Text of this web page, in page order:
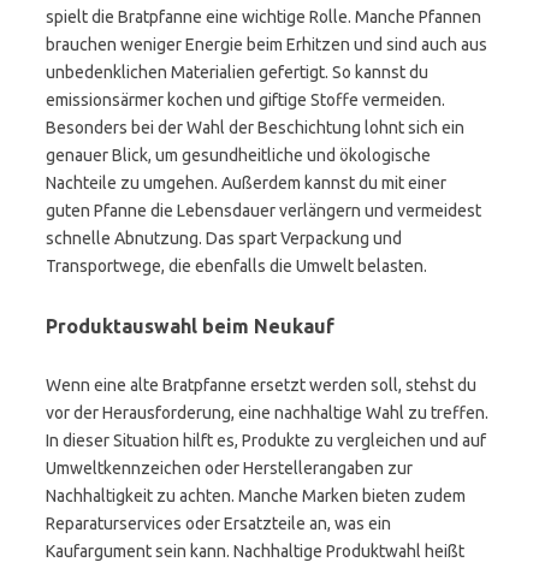
spielt die Bratpfanne eine wichtige Rolle. Manche Pfannen
brauchen weniger Energie beim Erhitzen und sind auch aus
unbedenklichen Materialien gefertigt. So kannst du
emissionsärmer kochen und giftige Stoffe vermeiden.
Besonders bei der Wahl der Beschichtung lohnt sich ein
genauer Blick, um gesundheitliche und ökologische
Nachteile zu umgehen. Außerdem kannst du mit einer
guten Pfanne die Lebensdauer verlängern und vermeidest
schnelle Abnutzung. Das spart Verpackung und
Transportwege, die ebenfalls die Umwelt belasten.
Produktauswahl beim Neukauf
Wenn eine alte Bratpfanne ersetzt werden soll, stehst du
vor der Herausforderung, eine nachhaltige Wahl zu treffen.
In dieser Situation hilft es, Produkte zu vergleichen und auf
Umweltkennzeichen oder Herstellerangaben zur
Nachhaltigkeit zu achten. Manche Marken bieten zudem
Reparaturservices oder Ersatzteile an, was ein
Kaufargument sein kann. Nachhaltige Produktwahl heißt